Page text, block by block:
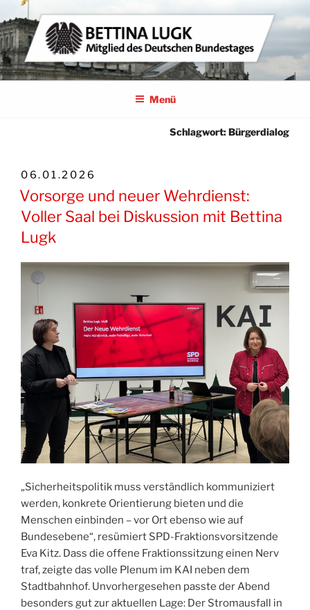
Zum
Inhalt
springen
BETTINA LUGK
MITGLIED DES DEUTSCHEN BUNDESTAGES
Menü
Schlagwort:Bürgerdialog
VERÖFFENTLICHT
AM
06.01.2026
Vorsorge und neuer Wehrdienst:
Voller Saal bei Diskussion mit Bettina
Lugk
„Sicherheitspolitik muss verständlich kommuniziert
werden, konkrete Orientierung bieten und die
Menschen einbinden – vor Ort ebenso wie auf
Bundesebene“, resümiert SPD-Fraktionsvorsitzende
Eva Kitz. Dass die offene Fraktionssitzung einen Nerv
traf, zeigte das volle Plenum im KAI neben dem
Stadtbahnhof. Unvorhergesehen passte der Abend
besonders gut zur aktuellen Lage: Der Stromausfall in